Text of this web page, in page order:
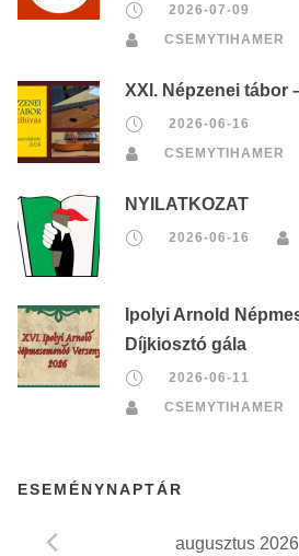
2026-07-09
CSEMYTIHAMER
XXI. Népzenei tábor
2026-06-16
CSEMYTIHAMER
NYILATKOZAT
2026-06-16
Ipolyi Arnold
Díjkiosztó gála
2026-06-11
CSEMYTIHAMER
ESEMÉNYNAPTÁR
augusztus 2026